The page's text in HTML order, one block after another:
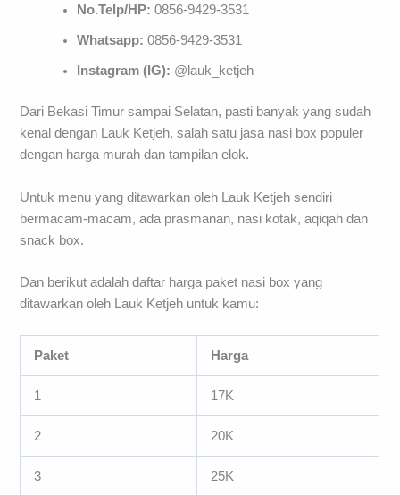
No.Telp/HP:0856-9429-3531
Whatsapp:0856-9429-3531
Instagram (IG): @lauk_ketjeh
Dari Bekasi Timur sampai Selatan, pasti banyak yang sudah
kenal dengan Lauk Ketjeh, salah satu jasa nasi box populer
dengan harga murah dan tampilan elok.
Untuk menu yang ditawarkan oleh Lauk Ketjeh sendiri
bermacam-macam, ada prasmanan, nasi kotak, aqiqah dan
snack box.
Dan berikut adalah daftar harga paket nasi box yang
ditawarkan oleh Lauk Ketjeh untuk kamu:
Paket Harga
1 17K
2 20K
3 25K